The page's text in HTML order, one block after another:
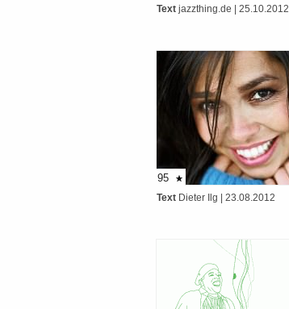
Text jazzthing.de | 25.10.2012
95
Text Dieter Ilg | 23.08.2012